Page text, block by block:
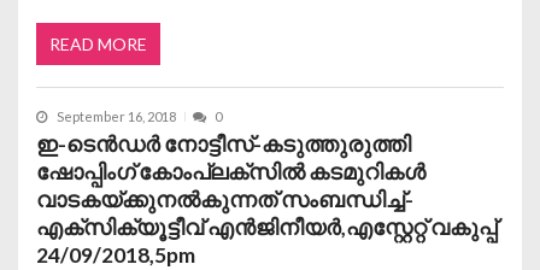
READ MORE
September 16, 2018 0
ഇ-ടെന്‍ഡര്‍ നോട്ടീസ്-കടുത്തുരുത്തി
ഷോപ്പിംഗ് കോംപ്ലക്സില്‍ കടമുറികള്‍
വാടകയ്ക്കുനല്‍കുന്നത് സംബന്ധിച്ച്-
എക്സിക്യൂട്ടീവ് എന്‍ജിനീയര്‍,എസ്റ്റേറ്റ് വകുപ്പ്
24/09/2018,5pm